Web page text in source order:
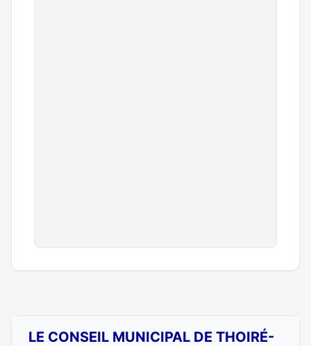
LE CONSEIL MUNICIPAL DE THOIRÉ-